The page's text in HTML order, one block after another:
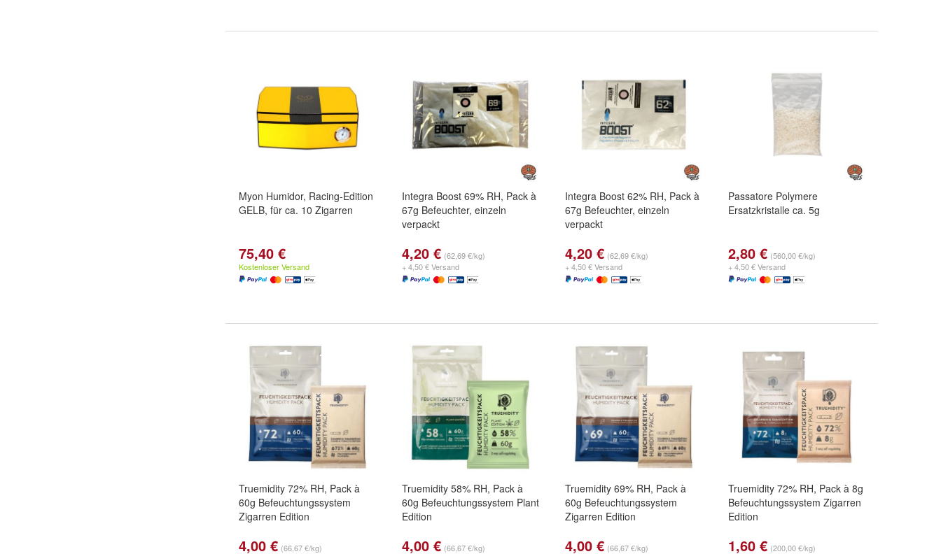
Myon Humidor, Racing-Edition
GELB, für ca. 10 Zigarren
75,40 €
Kostenloser Versand
Integra Boost 69% RH, Pack à
67g Befeuchter, einzeln
verpackt
4,20 € (62,69 €/kg)
+ 4,50 € Versand
Integra Boost 62% RH, Pack à
67g Befeuchter, einzeln
verpackt
4,20 € (62,69 €/kg)
+ 4,50 € Versand
Passatore Polymere
Ersatzkristalle ca. 5g
2,80 € (560,00 €/kg)
+ 4,50 € Versand
Truemidity 72% RH, Pack à
60g Befeuchtungssystem
Zigarren Edition
4,00 € (66,67 €/kg)
Truemidity 58% RH, Pack à
60g Befeuchtungssystem Plant
Edition
4,00 € (66,67 €/kg)
Truemidity 69% RH, Pack à
60g Befeuchtungssystem
Zigarren Edition
4,00 € (66,67 €/kg)
Truemidity 72% RH, Pack à 8g
Befeuchtungssystem Zigarren
Edition
1,60 € (200,00 €/kg)